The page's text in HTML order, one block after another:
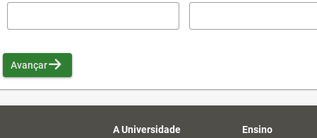
Avançar
A Universidade Ensino